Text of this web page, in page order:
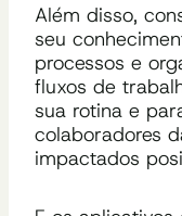
Além disso,
seu
processos e
fluxos de
sua rotina e
colaboradores
impactados